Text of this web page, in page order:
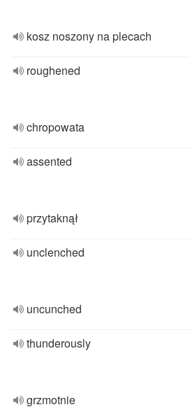
kosz noszony na plecach
roughened
chropowata
assented
przytaknął
unclenched
uncunched
thunderously
grzmotnie